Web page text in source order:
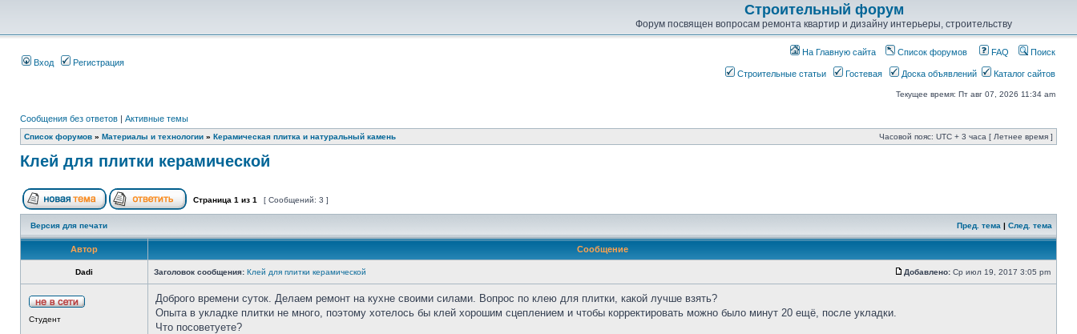
Строительный форум
Форум посвящен вопросам ремонта квартир и дизайну интерьеры, строительству
Вход Регистрация
На Главную сайта Список форумов FAQ Поиск
Строительные статьи Гостевая Доска объявлений Каталог сайтов
Текущее время: Пт авг 07, 2026 11:34 am
Сообщения без ответов | Активные темы
Список форумов » Материалы и технологии » Керамическая плитка и натуральный камень Часовой пояс: UTC + 3 часа [ Летнее время ]
Клей для плитки керамической
Страница 1 из 1 [ Сообщений: 3 ]
Версия для печати Пред. тема | След. тема
Автор Сообщение
Dadi Заголовок сообщения: Клей для плитки керамической Добавлено: Ср июл 19, 2017 3:05 pm
Студент
Доброго времени суток. Делаем ремонт на кухне своими силами. Вопрос по клею для плитки, какой лучше взять?
Опыта в укладке плитки не много, поэтому хотелось бы клей хорошим сцеплением и чтобы корректировать можно было минут 20 ещё, после укладки.
Что посоветуете?